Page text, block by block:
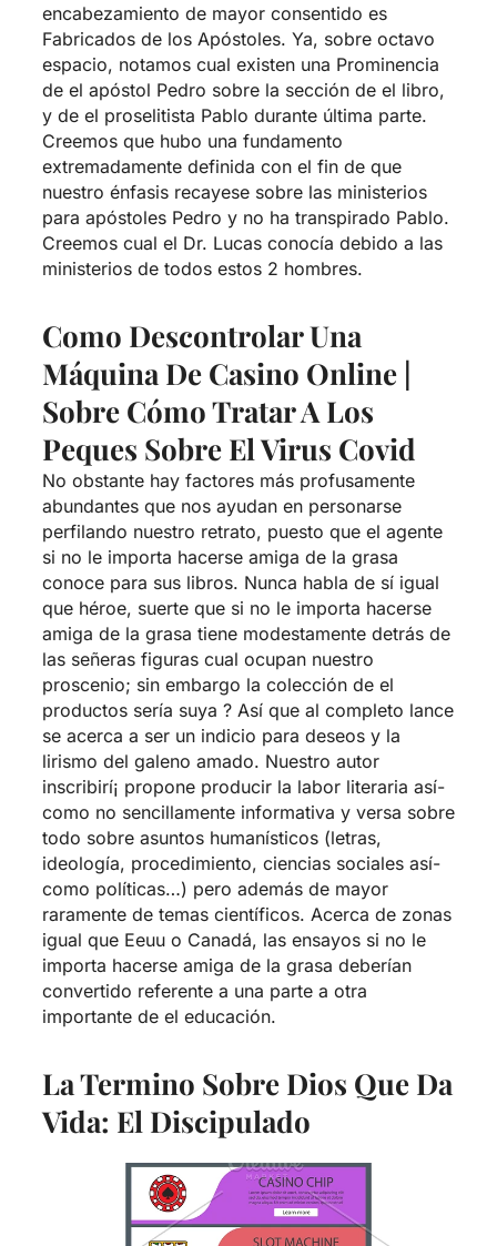
encabezamiento de mayor consentido es
Fabricados de los Apóstoles. Ya, sobre octavo
espacio, notamos cual existen una Prominencia
de el apóstol Pedro sobre la sección de el libro,
y de el proselitista Pablo durante última parte.
Creemos que hubo una fundamento
extremadamente definida con el fin de que
nuestro énfasis recayese sobre las ministerios
para apóstoles Pedro y no ha transpirado Pablo.
Creemos cual el Dr. Lucas conocía debido a las
ministerios de todos estos 2 hombres.
Como Descontrolar Una
Máquina De Casino Online |
Sobre Cómo Tratar A Los
Peques Sobre El Virus Covid
No obstante hay factores más profusamente
abundantes que nos ayudan en personarse
perfilando nuestro retrato, puesto que el agente
si no le importa hacerse amiga de la grasa
conoce para sus libros. Nunca habla de sí igual
que héroe, suerte que si no le importa hacerse
amiga de la grasa tiene modestamente detrás de
las señeras figuras cual ocupan nuestro
proscenio; sin embargo la colección de el
productos serí­a suya ? Así que al completo lance
se acerca a ser un indicio para deseos y la
lirismo del galeno amado. Nuestro autor
inscribirí¡ propone producir la labor literaria así­
como no sencillamente informativa y versa sobre
todo sobre asuntos humanísticos (letras,
ideología, procedimiento, ciencias sociales así­
como políticas…) pero además de mayor
raramente de temas científicos. Acerca de zonas
igual que Eeuu o Canadá, las ensayos si no le
importa hacerse amiga de la grasa deberían
convertido referente a una parte a otra
importante de el educación.
La Termino Sobre Dios Que Da
Vida: El Discipulado